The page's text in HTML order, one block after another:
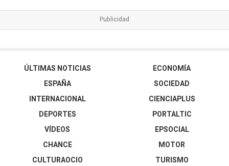
ÚLTIMAS NOTICIAS
ESPAÑA
INTERNACIONAL
DEPORTES
VÍDEOS
ECONOMÍA
SOCIEDAD
CIENCIAPLUS
PORTALTIC
EPSOCIAL
CHANCE
CULTURAOCIO
MOTOR
TURISMO